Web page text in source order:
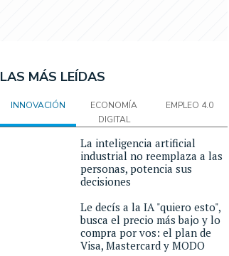
LAS MÁS LEÍDAS
INNOVACIÓN
ECONOMÍA
DIGITAL
EMPLEO 4.0
La inteligencia artificial
industrial no reemplaza a las
personas, potencia sus
decisiones
Le decís a la IA "quiero esto",
busca el precio más bajo y lo
compra por vos: el plan de
Visa, Mastercard y MODO